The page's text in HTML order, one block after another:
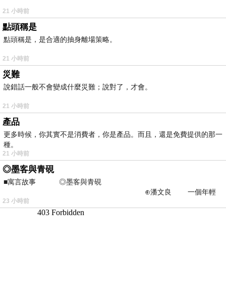
21 小時前
點頭稱是
點頭稱是，是合適的抽身離場策略。
21 小時前
災難
說錯話一般不會變成什麼災難；說對了，才會。
21 小時前
產品
更多時候，你其實不是消費者，你是產品。而且，還是免費提供的那一
種。
21 小時前
◎墨客與青硯
■寓言故事 ◎墨客與青硯
⊕潘文良 一個年輕
的墨客，在京城的古玩肆裡
23 小時前